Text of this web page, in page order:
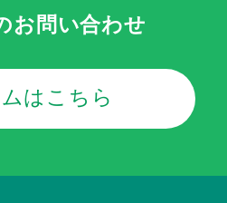
お問い合わせ
はこちら